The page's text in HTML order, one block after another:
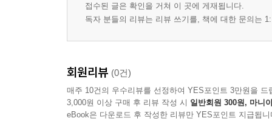
제3장 기(에너지)가 인간에게 미치는 영향
맑은 기운, 탁한 기운 127
사람마다 다른 에너지의 크기 129
사람은 왜 다 다른가？ 134
힘을 기르는 방법 137
접수된 글은 확인을 거쳐 이 곳에 게재됩니다.
독자 분들의 리뷰는 리뷰 쓰기를, 책에 대한 문의는
회원리뷰 (0건)
매주 10건의 우수리뷰를 선정하여 YES포인트 3만원을 드
3,000원 이상 구매 후 리뷰 작성 시 일반회원 300원, 마니
eBook은 다운로드 후 작성한 리뷰만 YES포인트 지급됩니